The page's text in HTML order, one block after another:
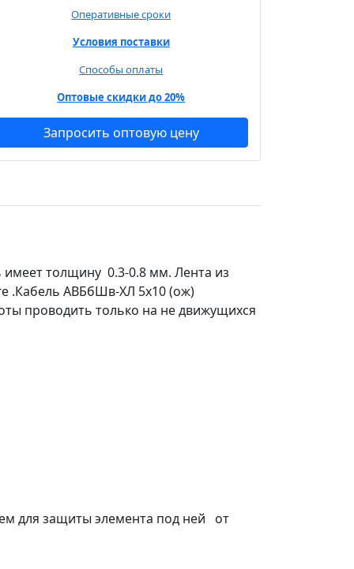
Оперативные сроки
Условия поставки
Способы оплаты
Оптовые скидки до 20%
Запросить оптовую цену
толщину 0.3-0.8 мм. Лента из
.Кабель АВБбШв-ХЛ 5х10 (ож)
проводить только на не движущихся
для защиты элемента под ней от